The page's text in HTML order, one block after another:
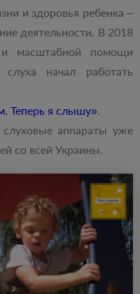
и здоровья ребенка –
деятельности. В 2018
масштабной помощи
начал работать
Теперь я слышу»
слуховые аппараты уже
со всей Украины.